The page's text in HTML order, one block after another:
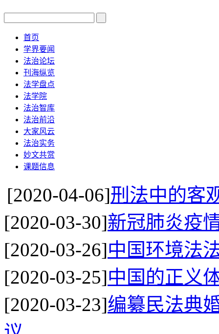
首页
学界要闻
法治论坛
刊海纵览
法学盘点
法学院
法治智库
法治前沿
大家风云
法治实务
妙文共赏
课题信息
[2020-04-06]刑法中的客
[2020-03-30]新冠肺炎疫
[2020-03-26]中国环境法
[2020-03-25]中国的正义
[2020-03-23]编纂民法典